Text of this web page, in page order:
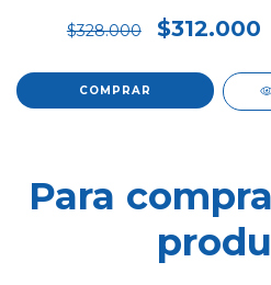
$328.000 $312.000
COMPRAR
Para